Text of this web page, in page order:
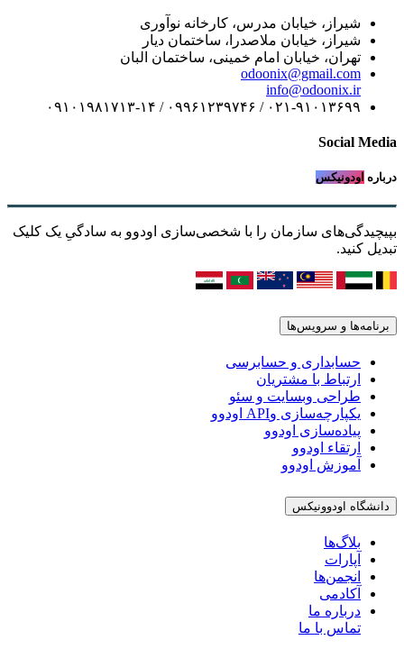
شیراز، خیابان مدرس، کارخانه نوآوری
شیراز، خیابان ملاصدرا، ساختمان دیار
تهران، خیابان امام خمینی، ساختمان البان
odoonix@gmail.com
info@odoonix.ir
۰۲۱-۹۱۰۱۳۶۹۹ / ۰۹۹۶۱۲۳۹۷۴۶ / ۰۹۱۰۱۹۸۱۷۱۳-۱۴
Social Media
درباره اودونیکس
بپیچیدگی‌های سازمان را با شخصی‌سازی اودوو به سادگیِ یک کلیک
تبدیل کنید.
برنامه‌ها و سرویس‌ها
حسابداری و حسابرسی
ارتباط با مشتریان
طراحی وبسایت و سئو
یکپارچه‌سازی وAPI اودوو
پیاده‌سازی اودوو
ارتقاء اودوو
آموزش اودوو
دانشگاه اودوونیکس
بلاگ‌ها
آپارات
انجمن‌ها
آکادمی
درباره ما
تماس با ما